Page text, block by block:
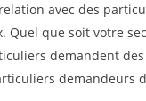
avec des
Quel que soit votre
demandent
demandeurs